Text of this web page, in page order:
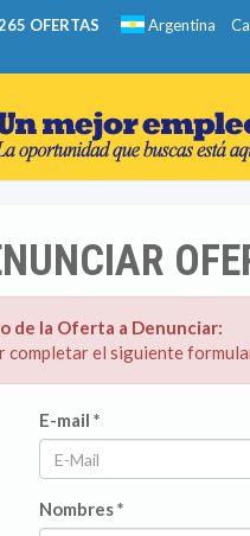
OFERTAS Argentina
de la Oferta a Denunciar:
completar el siguiente
E-mail *
Nombres *